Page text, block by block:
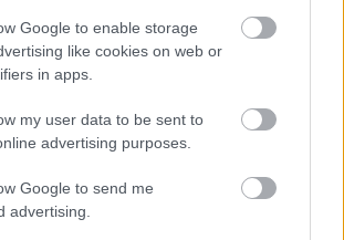
Google to enable storage
like cookies on web or
in apps.
my user data to be sent to
advertising purposes.
Google to send me
advertising.
a Facebookon